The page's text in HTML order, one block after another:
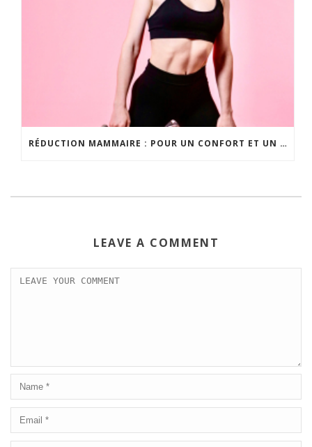
RÉDUCTION MAMMAIRE : POUR UN CONFORT ET UN ÉQUILIBRE RETROUVÉS
LEAVE A COMMENT